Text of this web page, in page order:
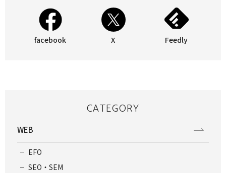
facebook X Feedly
CATEGORY
WEB
EFO
SEO・SEM